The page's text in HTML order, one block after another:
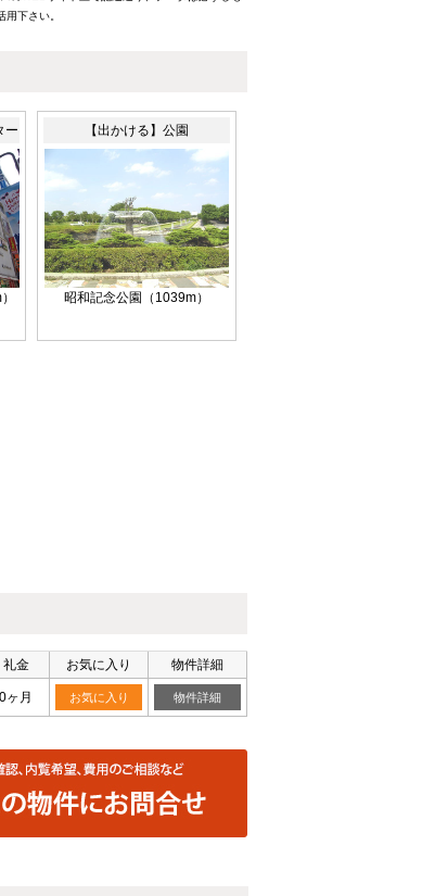
下さい。
ー 【出かける】公園
昭和記念公園（1039m）
礼金 お気に入り 物件詳細
0ヶ月 お気に入り 物件詳細